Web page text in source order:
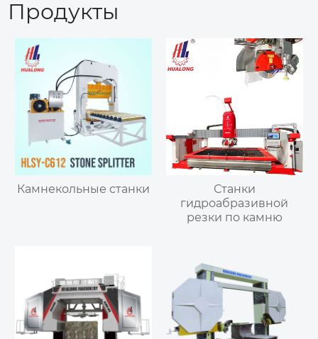
Продукты
Камнекольные станки
Станки
гидроабразивной
резки по камню